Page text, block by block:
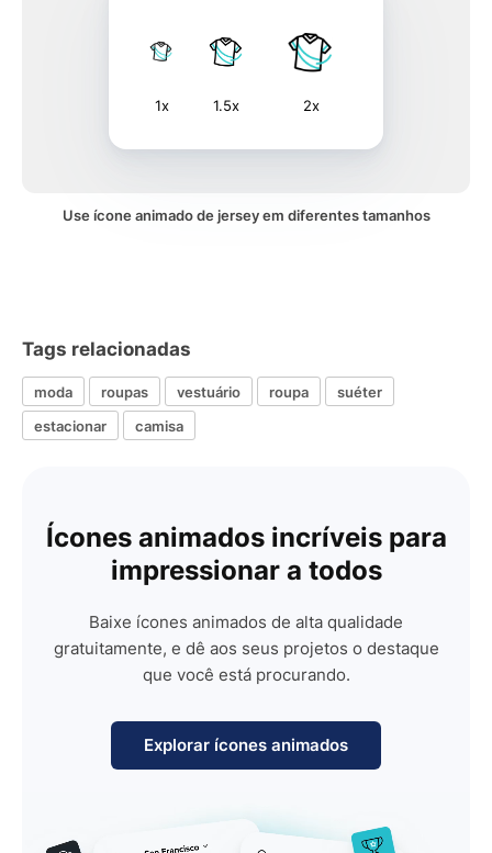
1x 1.5x 2x
Use ícone animado de jersey em diferentes tamanhos
Tags relacionadas
moda roupas vestuário roupa
suéter
estacionar
camisa
Ícones animados incríveis para
impressionar a todos
Baixe ícones animados de alta qualidade
gratuitamente, e dê aos seus projetos o destaque
que você está procurando.
Explorar ícones animados